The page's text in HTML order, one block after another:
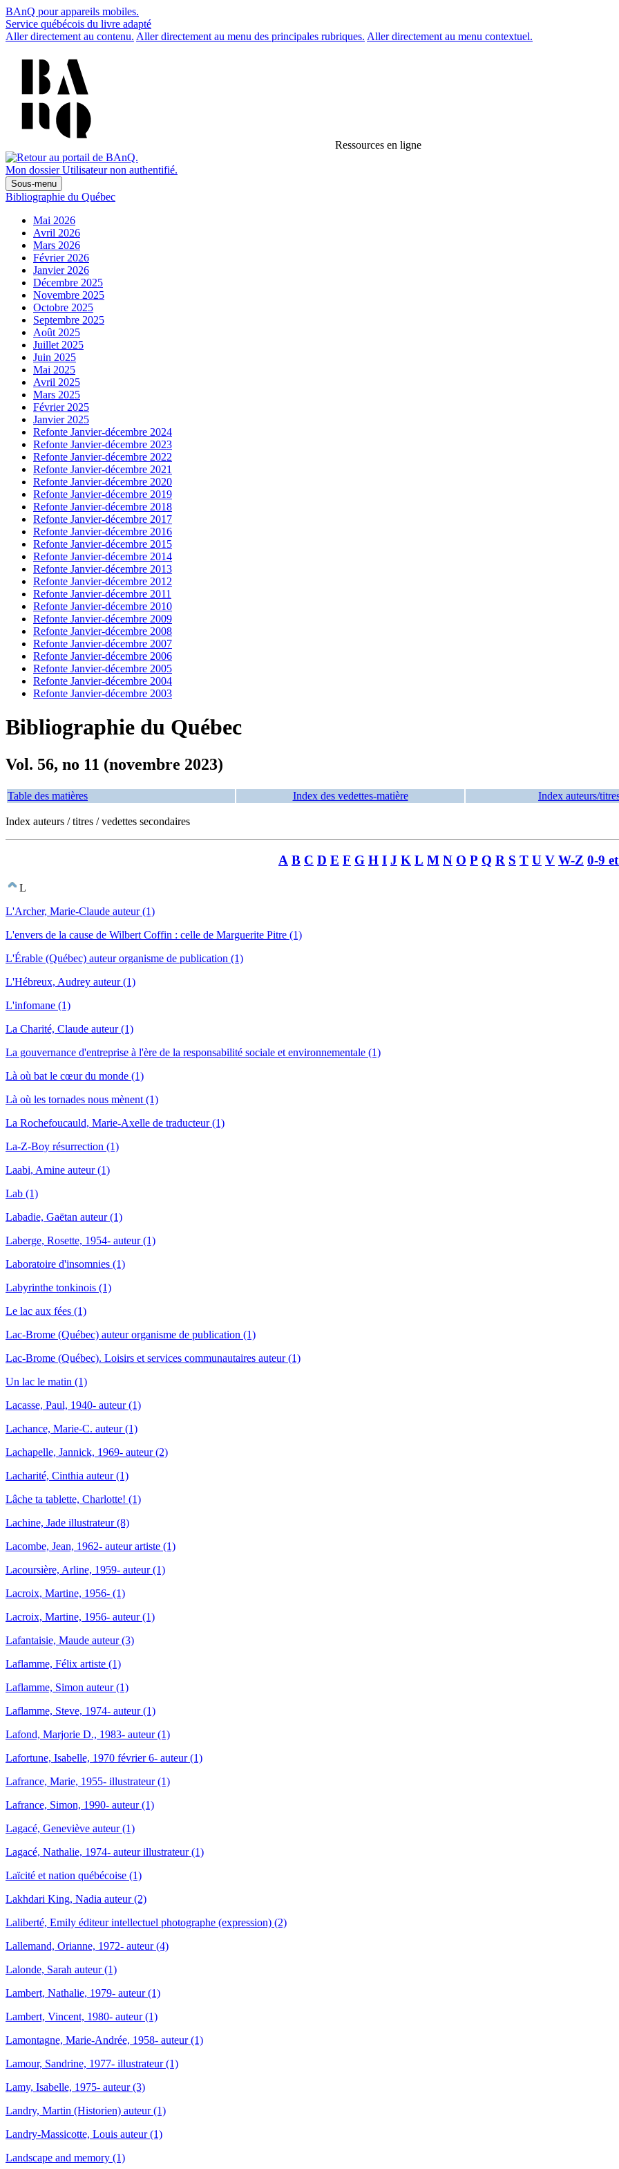
BAnQ pour appareils mobiles.
Service québécois du livre adapté
Aller directement au contenu. Aller directement au menu des principales rubriques. Aller directement au menu contextuel.
Ressources en ligne
Mon dossier Utilisateur non authentifié.
Sous-menu
Bibliographie du Québec
Mai 2026
Avril 2026
Mars 2026
Février 2026
Janvier 2026
Décembre 2025
Novembre 2025
Octobre 2025
Septembre 2025
Août 2025
Juillet 2025
Juin 2025
Mai 2025
Avril 2025
Mars 2025
Février 2025
Janvier 2025
Refonte Janvier-décembre 2024
Refonte Janvier-décembre 2023
Refonte Janvier-décembre 2022
Refonte Janvier-décembre 2021
Refonte Janvier-décembre 2020
Refonte Janvier-décembre 2019
Refonte Janvier-décembre 2018
Refonte Janvier-décembre 2017
Refonte Janvier-décembre 2016
Refonte Janvier-décembre 2015
Refonte Janvier-décembre 2014
Refonte Janvier-décembre 2013
Refonte Janvier-décembre 2012
Refonte Janvier-décembre 2011
Refonte Janvier-décembre 2010
Refonte Janvier-décembre 2009
Refonte Janvier-décembre 2008
Refonte Janvier-décembre 2007
Refonte Janvier-décembre 2006
Refonte Janvier-décembre 2005
Refonte Janvier-décembre 2004
Refonte Janvier-décembre 2003
Bibliographie du Québec
Vol. 56, no 11 (novembre 2023)
Table des matières Index des vedettes-matière Index auteurs/
Index auteurs / titres / vedettes secondaires
A B C D E F G H I J K L M N O P Q R S T U V W-Z 0-9
L
L'Archer, Marie-Claude auteur (1)
L'envers de la cause de Wilbert Coffin : celle de Marguerite Pitre (1)
L'Érable (Québec) auteur organisme de publication (1)
L'Hébreux, Audrey auteur (1)
L'infomane (1)
La Charité, Claude auteur (1)
La gouvernance d'entreprise à l'ère de la responsabilité sociale et environnementale (1)
Là où bat le cœur du monde (1)
Là où les tornades nous mènent (1)
La Rochefoucauld, Marie-Axelle de traducteur (1)
La-Z-Boy résurrection (1)
Laabi, Amine auteur (1)
Lab (1)
Labadie, Gaëtan auteur (1)
Laberge, Rosette, 1954- auteur (1)
Laboratoire d'insomnies (1)
Labyrinthe tonkinois (1)
Le lac aux fées (1)
Lac-Brome (Québec) auteur organisme de publication (1)
Lac-Brome (Québec). Loisirs et services communautaires auteur (1)
Un lac le matin (1)
Lacasse, Paul, 1940- auteur (1)
Lachance, Marie-C. auteur (1)
Lachapelle, Jannick, 1969- auteur (2)
Lacharité, Cinthia auteur (1)
Lâche ta tablette, Charlotte! (1)
Lachine, Jade illustrateur (8)
Lacombe, Jean, 1962- auteur artiste (1)
Lacoursière, Arline, 1959- auteur (1)
Lacroix, Martine, 1956- (1)
Lacroix, Martine, 1956- auteur (1)
Lafantaisie, Maude auteur (3)
Laflamme, Félix artiste (1)
Laflamme, Simon auteur (1)
Laflamme, Steve, 1974- auteur (1)
Lafond, Marjorie D., 1983- auteur (1)
Lafortune, Isabelle, 1970 février 6- auteur (1)
Lafrance, Marie, 1955- illustrateur (1)
Lafrance, Simon, 1990- auteur (1)
Lagacé, Geneviève auteur (1)
Lagacé, Nathalie, 1974- auteur illustrateur (1)
Laïcité et nation québécoise (1)
Lakhdari King, Nadia auteur (2)
Laliberté, Emily éditeur intellectuel photographe (expression) (2)
Lallemand, Orianne, 1972- auteur (4)
Lalonde, Sarah auteur (1)
Lambert, Nathalie, 1979- auteur (1)
Lambert, Vincent, 1980- auteur (1)
Lamontagne, Marie-Andrée, 1958- auteur (1)
Lamour, Sandrine, 1977- illustrateur (1)
Lamy, Isabelle, 1975- auteur (3)
Landry, Martin (Historien) auteur (1)
Landry-Massicotte, Louis auteur (1)
Landscape and memory (1)